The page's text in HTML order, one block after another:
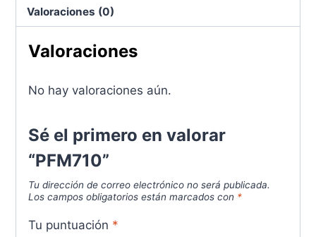
Valoraciones (0)
Valoraciones
No hay valoraciones aún.
Sé el primero en valorar
“PFM710”
Tu dirección de correo electrónico no será publicada.
Los campos obligatorios están marcados con *
Tu puntuación *